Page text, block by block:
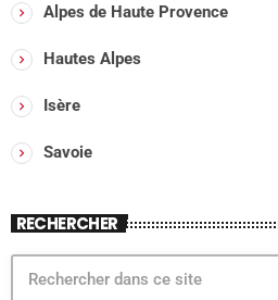
Alpes de Haute Provence
Hautes Alpes
Isère
Savoie
RECHERCHER